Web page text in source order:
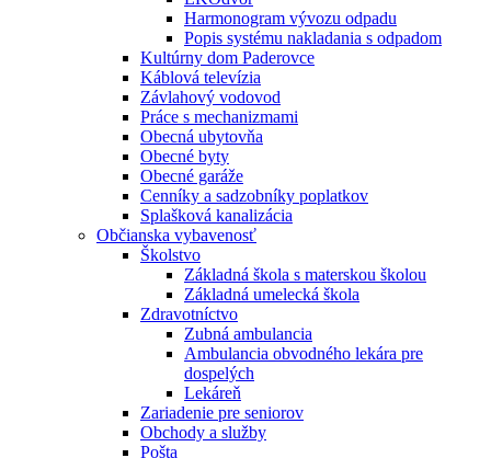
Harmonogram vývozu odpadu
Popis systému nakladania s odpadom
Kultúrny dom Paderovce
Káblová televízia
Závlahový vodovod
Práce s mechanizmami
Obecná ubytovňa
Obecné byty
Obecné garáže
Cenníky a sadzobníky poplatkov
Splašková kanalizácia
Občianska vybavenosť
Školstvo
Základná škola s materskou školou
Základná umelecká škola
Zdravotníctvo
Zubná ambulancia
Ambulancia obvodného lekára pre
dospelých
Lekáreň
Zariadenie pre seniorov
Obchody a služby
Pošta